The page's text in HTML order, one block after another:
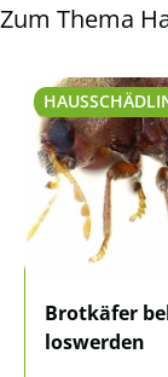
Zum Thema
Brotkäfer
loswerden